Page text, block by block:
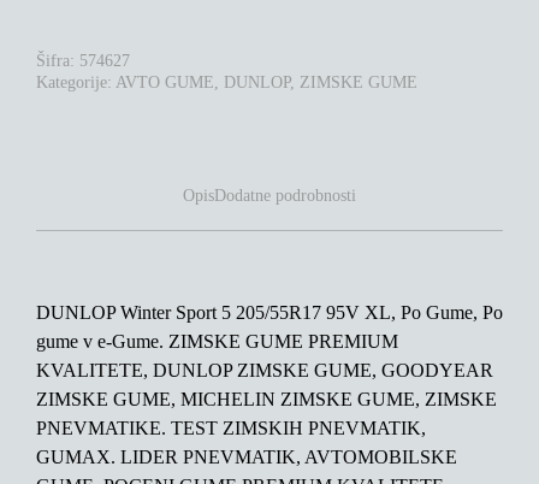
XL
KOLIČINA
Šifra: 574627
Kategorije: AVTO GUME, DUNLOP, ZIMSKE GUME
OpisDodatne podrobnosti
DUNLOP Winter Sport 5 205/55R17 95V XL, Po Gume, Po
gume v e-Gume. ZIMSKE GUME PREMIUM
KVALITETE, DUNLOP ZIMSKE GUME, GOODYEAR
ZIMSKE GUME, MICHELIN ZIMSKE GUME, ZIMSKE
PNEVMATIKE. TEST ZIMSKIH PNEVMATIK,
GUMAX. LIDER PNEVMATIK, AVTOMOBILSKE